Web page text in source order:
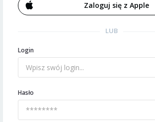
Zaloguj się z Apple
LUB
Login
Hasło